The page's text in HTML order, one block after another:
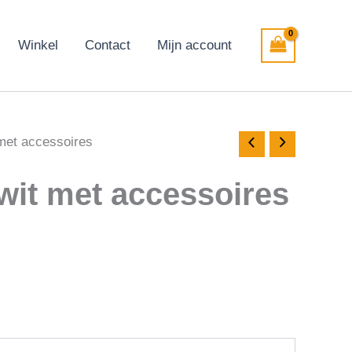
Winkel Contact Mijn account
accessoires
met accessoires